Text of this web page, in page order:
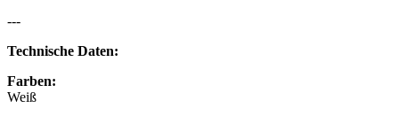
---
Technische Daten:
Farben:
Weiß